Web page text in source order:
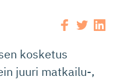
kosketus
juuri matkailu-,